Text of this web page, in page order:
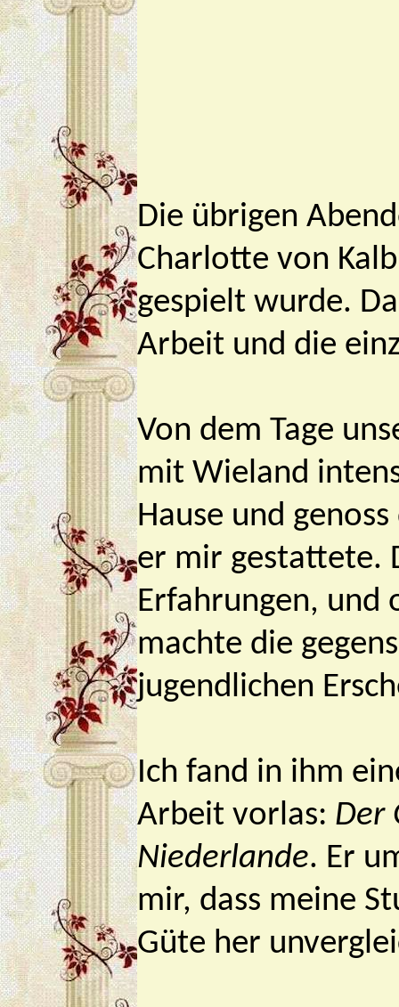
Die übrigen
Charlotte von
gespielt wurde.
Arbeit und die
Von dem Tage
mit Wieland
Hause und
er mir gestattete.
Erfahrungen, und
machte die
jugendlichen
Ich fand in ihm
Arbeit vorlas: Der
Niederlande. Er
mir, dass meine
Güte her